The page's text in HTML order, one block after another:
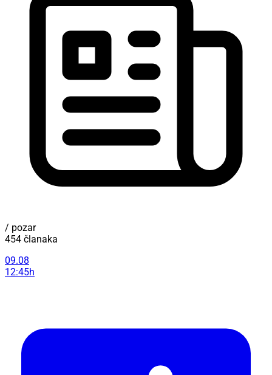
/ pozar
454 članaka
09.08
12:45h